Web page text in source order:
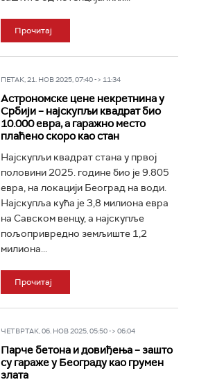
Прочитај
ПЕТАК, 21. НОВ 2025, 07:40 -> 11:34
Астрономске цене некретнина у
Србији – најскупљи квадрат био
10.000 евра, а гаражно место
плаћено скоро као стан
Најскупљи квадрат стана у првој
половини 2025. године био је 9.805
евра, на локацији Београд на води.
Најскупља кућа је 3,8 милиона евра
на Савском венцу, а најскупље
пољопривредно земљиште 1,2
милиона...
Прочитај
ЧЕТВРТАК, 06. НОВ 2025, 05:50 -> 06:04
Парче бетона и довиђења – зашто
су гараже у Београду као грумен
злата